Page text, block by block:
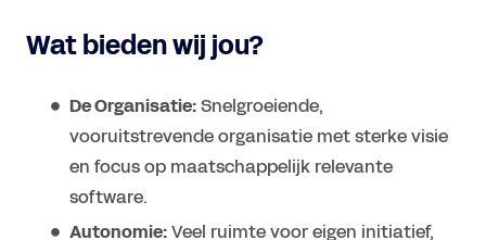
Wat bieden wij jou?
De Organisatie:Snelgroeiende,
vooruitstrevende organisatie met sterke visie
en focus op maatschappelijk relevante
software.
Autonomie:Veel ruimte voor eigen initiatief,